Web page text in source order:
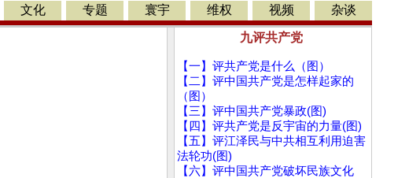
文化 专题 寰宇 维权 视频 杂谈
九评共产党
【一】评共产党是什么（图）
【二】评中国共产党是怎样起家的
（图）
【三】评中国共产党暴政(图)
【四】评共产党是反宇宙的力量(图)
【五】评江泽民与中共相互利用迫害
法轮功(图)
【六】评中国共产党破坏民族文化